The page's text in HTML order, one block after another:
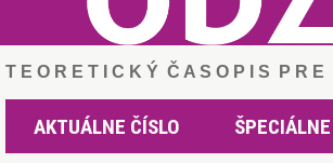
T E O R E T I C K Ý Č A S O P I S P R
AKTUÁLNE ČÍSLO